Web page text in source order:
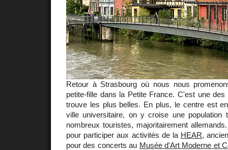
Retour à Strasbourg où nous nous
petite-fille dans la Petite France. C'est une
trouve les plus belles. En plus, le centre est
ville universitaire, on y croise une population
nombreux touristes, majoritairement
pour participer aux activités de la HEAR,
pour des concerts au Musée d'Art Moderne et